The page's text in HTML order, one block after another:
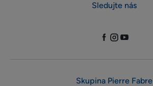
Sledujte nás
Skupina Pierre Fabre